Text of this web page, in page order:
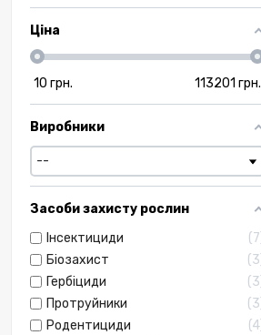
Ціна
10 грн. 113201 грн.
Виробники
Засоби захисту рослин
Інсектициди
7
Біозахист
3
Гербіциди
3
Протруйники
3
Родентициди
4